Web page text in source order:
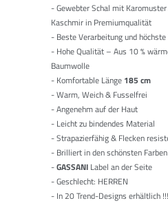
- Gewebter Schal mit
Kaschmir in Premiumqualität
- Beste Verarbeitung und
- Hohe Qualität – Aus 10 %
Baumwolle
- Komfortable Länge 185 cm
- Warm, Weich & Fusselfrei
- Angenehm auf der Haut
- Leicht zu bindendes Material
- Strapazierfähig & Flecken
- Brilliert in den schönsten Farben
-GASSANI Label an der Seite
- Geschlecht: HERREN
- In 20 Trend-Designs erhältlich !!!